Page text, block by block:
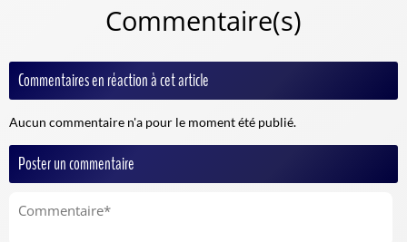
Commentaire(s)
Commentaires en réaction à cet article
Aucun commentaire n'a pour le moment été publié.
Poster un commentaire